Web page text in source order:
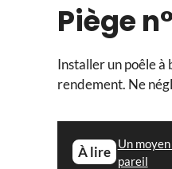
Piège
Installer un poêle à
rendement. Ne
À lire
Un
pareil